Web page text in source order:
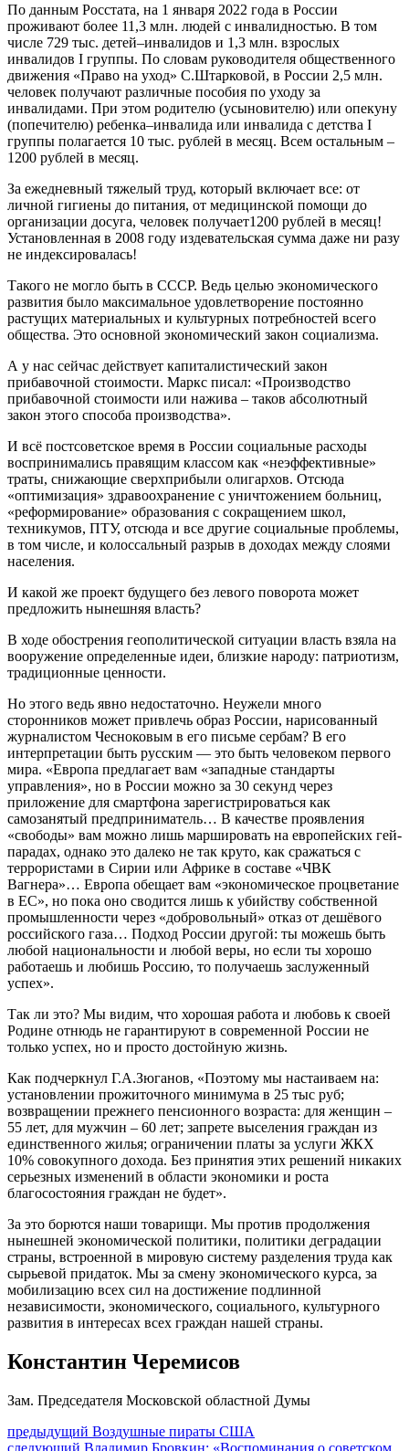
По данным Росстата, на 1 января 2022 года в России
проживают более 11,3 млн. людей с инвалидностью. В том
числе 729 тыс. детей–инвалидов и 1,3 млн. взрослых
инвалидов I группы. По словам руководителя общественного
движения «Право на уход» С.Штарковой, в России 2,5 млн.
человек получают различные пособия по уходу за
инвалидами. При этом родителю (усыновителю) или опекуну
(попечителю) ребенка–инвалида или инвалида с детства I
группы полагается 10 тыс. рублей в месяц. Всем остальным –
1200 рублей в месяц.
За ежедневный тяжелый труд, который включает все: от
личной гигиены до питания, от медицинской помощи до
организации досуга, человек получает1200 рублей в месяц!
Установленная в 2008 году издевательская сумма даже ни разу
не индексировалась!
Такого не могло быть в СССР. Ведь целью экономического
развития было максимальное удовлетворение постоянно
растущих материальных и культурных потребностей всего
общества. Это основной экономический закон социализма.
А у нас сейчас действует капиталистический закон
прибавочной стоимости. Маркс писал: «Производство
прибавочной стоимости или нажива – таков абсолютный
закон этого способа производства».
И всё постсоветское время в России социальные расходы
воспринимались правящим классом как «неэффективные»
траты, снижающие сверхприбыли олигархов. Отсюда
«оптимизация» здравоохранение с уничтожением больниц,
«реформирование» образования с сокращением школ,
техникумов, ПТУ, отсюда и все другие социальные проблемы,
в том числе, и колоссальный разрыв в доходах между слоями
населения.
И какой же проект будущего без левого поворота может
предложить нынешняя власть?
В ходе обострения геополитической ситуации власть взяла на
вооружение определенные идеи, близкие народу: патриотизм,
традиционные ценности.
Но этого ведь явно недостаточно. Неужели много
сторонников может привлечь образ России, нарисованный
журналистом Чесноковым в его письме сербам? В его
интерпретации быть русским — это быть человеком первого
мира. «Европа предлагает вам «западные стандарты
управления», но в России можно за 30 секунд через
приложение для смартфона зарегистрироваться как
самозанятый предприниматель… В качестве проявления
«свободы» вам можно лишь маршировать на европейских гей-
парадах, однако это далеко не так круто, как сражаться с
террористами в Сирии или Африке в составе «ЧВК
Вагнера»… Европа обещает вам «экономическое процветание
в ЕС», но пока оно сводится лишь к убийству собственной
промышленности через «добровольный» отказ от дешёвого
российского газа… Подход России другой: ты можешь быть
любой национальности и любой веры, но если ты хорошо
работаешь и любишь Россию, то получаешь заслуженный
успех».
Так ли это? Мы видим, что хорошая работа и любовь к своей
Родине отнюдь не гарантируют в современной России не
только успех, но и просто достойную жизнь.
Как подчеркнул Г.А.Зюганов, «Поэтому мы настаиваем на:
установлении прожиточного минимума в 25 тыс руб;
возвращении прежнего пенсионного возраста: для женщин –
55 лет, для мужчин – 60 лет; запрете выселения граждан из
единственного жилья; ограничении платы за услуги ЖКХ
10% совокупного дохода. Без принятия этих решений никаких
серьезных изменений в области экономики и роста
благосостояния граждан не будет».
За это борются наши товарищи. Мы против продолжения
нынешней экономической политики, политики деградации
страны, встроенной в мировую систему разделения труда как
сырьевой придаток. Мы за смену экономического курса, за
мобилизацию всех сил на достижение подлинной
независимости, экономического, социального, культурного
развития в интересах всех граждан нашей страны.
Константин Черемисов
Зам. Председателя Московской областной Думы
Навигация
предыдущий Предыдущий
пост:
Воздушные пираты США
следующий Следующее
Владимир Бровкин: «Воспоминания о советском